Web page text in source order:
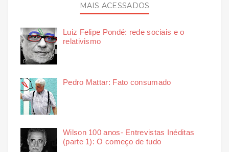
MAIS ACESSADOS
Luiz Felipe Pondé: rede sociais e o
relativismo
Pedro Mattar: Fato consumado
Wilson 100 anos- Entrevistas Inéditas
(parte 1): O começo de tudo